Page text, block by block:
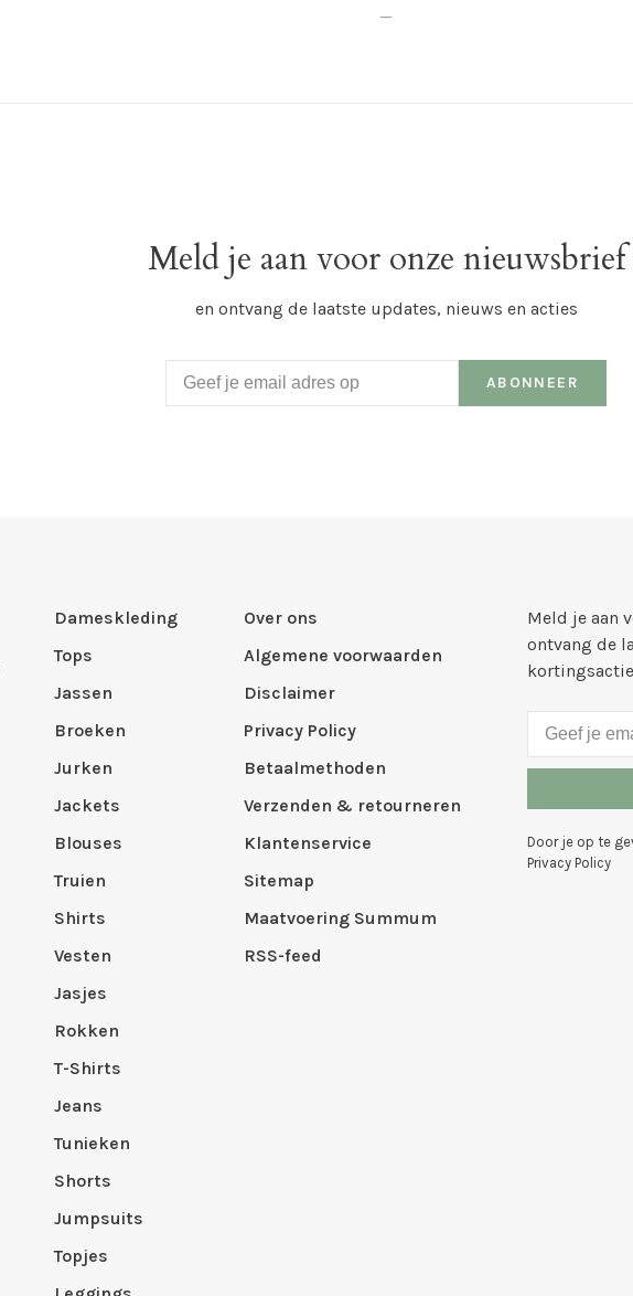
_
Meld je aan voor onze nieuwsbrief
en ontvang de laatste updates, nieuws en acties
ABONNEER
Dameskleding
Tops
Jassen
Broeken
Jurken
Jackets
Blouses
Truien
Shirts
Vesten
Jasjes
Rokken
T-Shirts
Jeans
Tunieken
Shorts
Jumpsuits
Topjes
Over ons
Algemene voorwaarden
Disclaimer
Privacy Policy
Betaalmethoden
Verzenden & retourneren
Klantenservice
Sitemap
Maatvoering Summum
RSS-feed
Meld je aan
ontvang de
Door je op te
Privacy Policy